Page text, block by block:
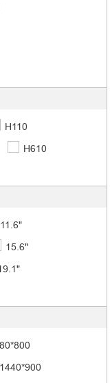
H110
H610
11.6"
15.6"
1440*900